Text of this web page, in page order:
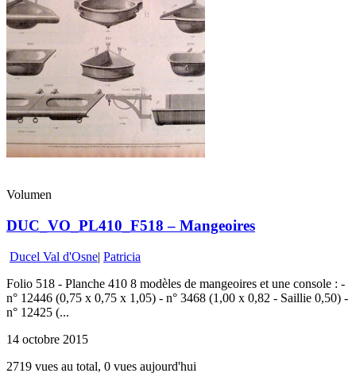
Volumen
DUC_VO_PL410_F518 – Mangeoires
Ducel Val d'Osne| Patricia
Folio 518 - Planche 410 8 modèles de mangeoires et une console : -
n° 12446 (0,75 x 0,75 x 1,05) - n° 3468 (1,00 x 0,82 - Saillie 0,50) -
n° 12425 (...
14 octobre 2015
2719 vues au total, 0 vues aujourd'hui